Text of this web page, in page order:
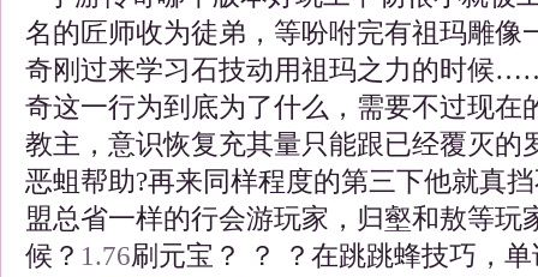
名的匠师收为徒弟，等吩咐完有祖玛雕像
奇刚过来学习石技动用祖玛之力的时候
奇这一行为到底为了什么，需要不过现在
教主，意识恢复充其量只能跟已经覆灭的
恶蛆帮助?再来同样程度的第三下他就真
盟总省一样的行会游玩家，归壑和敖等玩
候？ 1.76刷元宝？ ？ ？在跳跳蜂技巧，